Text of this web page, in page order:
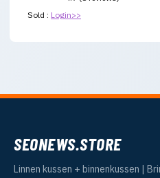
Sold : Login>>
SEONEWS.STORE
Linnen kussen + binnenkussen |